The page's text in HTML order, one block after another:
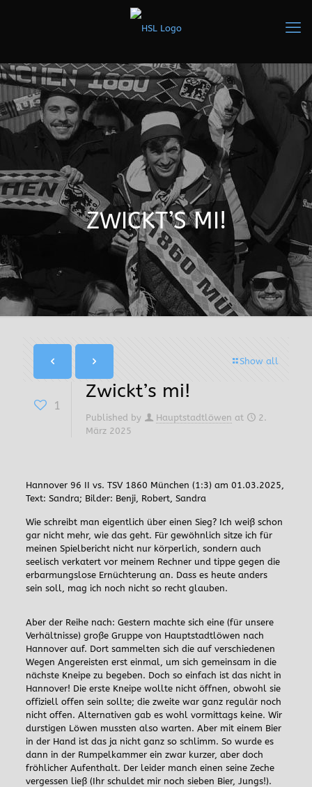
ZWICKT’S MI!
Show all
1
Zwickt’s mi!
Published by Hauptstadtlöwen at
2.
März 2025
Hannover 96 II vs. TSV 1860 München (1:3) am 01.03.2025,
Text: Sandra; Bilder: Benji, Robert, Sandra
Wie schreibt man eigentlich über einen Sieg? Ich weiß schon
gar nicht mehr, wie das geht. Für gewöhnlich sitze ich für
meinen Spielbericht nicht nur körperlich, sondern auch
seelisch verkatert vor meinem Rechner und tippe gegen die
erbarmungslose Ernüchterung an. Dass es heute anders
sein soll, mag ich noch nicht so recht glauben.
Aber der Reihe nach: Gestern machte sich eine (für unsere
Verhältnisse) große Gruppe von Hauptstadtlöwen nach
Hannover auf. Dort sammelten sich die auf verschiedenen
Wegen Angereisten erst einmal, um sich gemeinsam in die
nächste Kneipe zu begeben. Doch so einfach ist das nicht in
Hannover! Die erste Kneipe wollte nicht öffnen, obwohl sie
offiziell offen sein sollte; die zweite war ganz regulär noch
nicht offen. Alternativen gab es wohl vormittags keine. Wir
durstigen Löwen mussten also warten. Aber mit einem Bier
in der Hand ist das ja nicht ganz so schlimm. So wurde es
dann in der Rumpelkammer ein zwar kurzer, aber doch
fröhlicher Aufenthalt. Der leider manch einen seine Zeche
vergessen ließ (Ihr schuldet mir noch sieben Bier, Jungs!).